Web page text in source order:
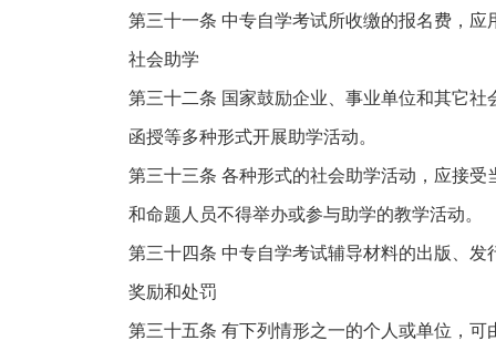
第三十一条 中专自学考试所收缴的报名费，
社会助学
第三十二条 国家鼓励企业、事业单位和其它
函授等多种形式开展助学活动。
第三十三条 各种形式的社会助学活动，应接
和命题人员不得举办或参与助学的教学活动。
第三十四条 中专自学考试辅导材料的出版、发
奖励和处罚
第三十五条 有下列情形之一的个人或单位，